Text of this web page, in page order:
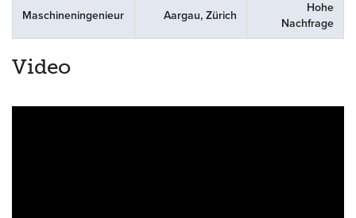
Maschineningenieur Aargau, Zürich
Hohe
Nachfrage
Video